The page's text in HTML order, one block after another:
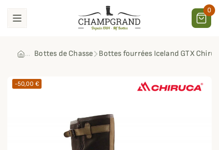
0
Bottes de Chasse Bottes fourrées Iceland GTX
-50,00 €